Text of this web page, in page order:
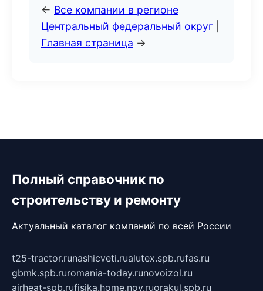
← Все компании в регионе
Центральный федеральный округ
Главная страница →
Полный справочник по
строительству и ремонту
Актуальный каталог компаний по всей России
t25-tractor.runashicveti.rualutex.spb.rufas.ru
gbmk.spb.ruromania-today.runovoizol.ru
airheat-spb.rufisika.home.nov.ruorakul.spb.ru